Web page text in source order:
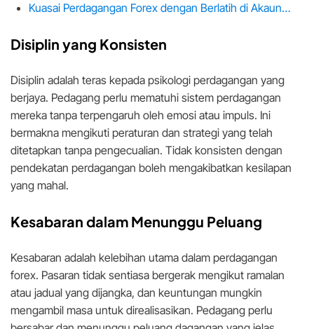
Kuasai Perdagangan Forex dengan Berlatih di Akaun…
Disiplin yang Konsisten
Disiplin adalah teras kepada psikologi perdagangan yang
berjaya. Pedagang perlu mematuhi sistem perdagangan
mereka tanpa terpengaruh oleh emosi atau impuls. Ini
bermakna mengikuti peraturan dan strategi yang telah
ditetapkan tanpa pengecualian. Tidak konsisten dengan
pendekatan perdagangan boleh mengakibatkan kesilapan
yang mahal.
Kesabaran dalam Menunggu Peluang
Kesabaran adalah kelebihan utama dalam perdagangan
forex. Pasaran tidak sentiasa bergerak mengikut ramalan
atau jadual yang dijangka, dan keuntungan mungkin
mengambil masa untuk direalisasikan. Pedagang perlu